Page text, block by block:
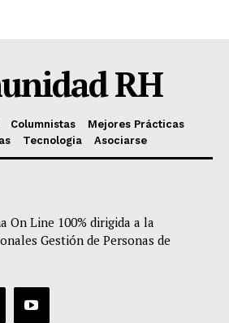
RH
Columnistas
Mejores Prácticas
Tecnologia Asociarse
On Line 100% dirigida a la
Gestión de Personas de